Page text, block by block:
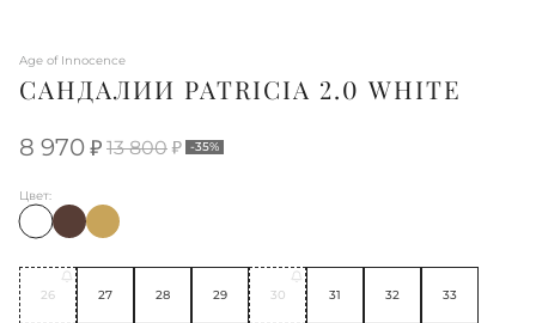
Age of Innocence
САНДАЛИИ PATRICIA 2.0 WHITE
8 970 13 800 -35%
Цвет:
26 27 28 29 30 31 32 33